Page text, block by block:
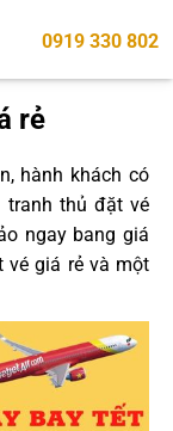
0919 330 802
rẻ
hành khách có
tranh thủ đặt vé
ngay bang giá
vé giá rẻ và một